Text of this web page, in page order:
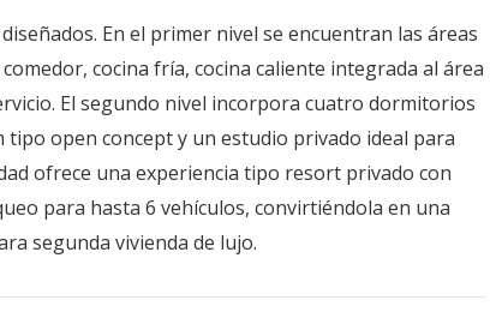
En el primer nivel se encuentran las áreas
cocina fría, cocina caliente integrada al área
El segundo nivel incorpora cuatro dormitorios
open concept y un estudio privado ideal para
ofrece una experiencia tipo resort privado con
para hasta 6 vehículos, convirtiéndola en una
segunda vivienda de lujo.